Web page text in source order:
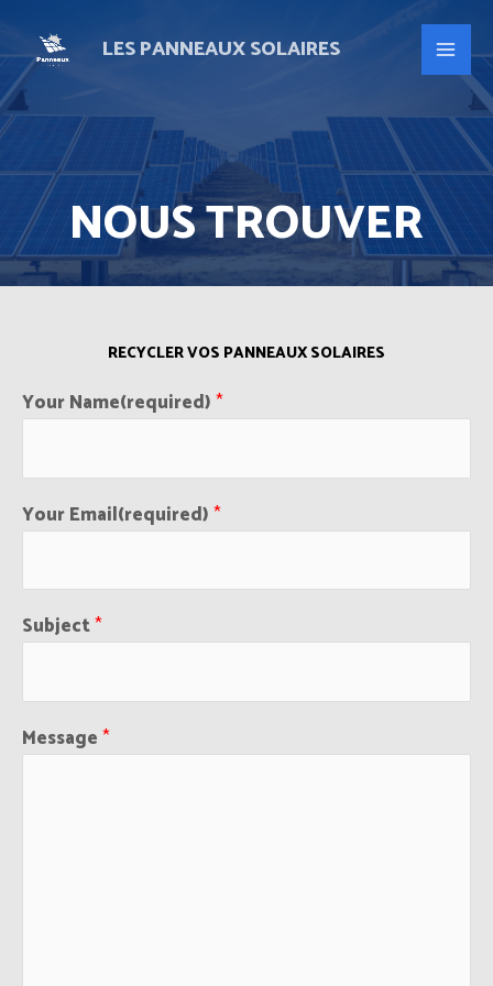
LES PANNEAUX SOLAIRES
NOUS TROUVER
RECYCLER VOS PANNEAUX SOLAIRES
Your Name(required)*
Your Email(required)*
Subject*
Message*